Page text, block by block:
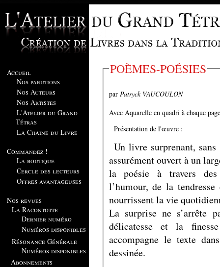
Accueil
Nos parutions
Nos Auteurs
Nos Artistes
L'Atelier du Grand
Tétras
La Chaine du Livre
Commandez !
La boutique
Cercle des lecteurs
Offres avantageuses
Nos revues
La Racontotte
Dernier numéro
Numéros disponibles
Résonance Générale
Numéros disponibles
Abonnements
POÈMES-POÉSIES
par Patryck VAUCOULON
Présentation de l'œuvre :
Un livre surprenant,
assurément ouvert à un
la poésie à travers
l’humour, de la
nourrissent la vie
La surprise ne s’arrête
délicatesse et la
accompagne le texte
dessinée.